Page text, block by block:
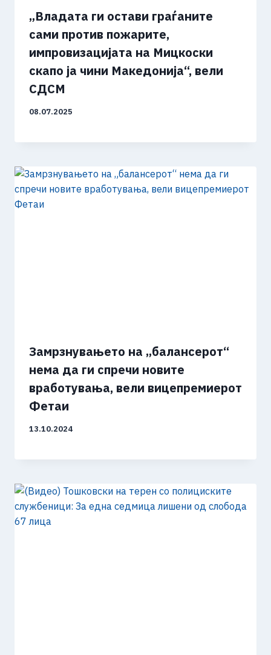
„Владата ги остави граѓаните
сами против пожарите,
импровизацијата на Мицкоски
скапо ја чини Македонија“, вели
СДСМ
08.07.2025
Замрзнувањето на „балансерот“
нема да ги спречи новите
вработувања, вели вицепремиерот
Фетаи
13.10.2024